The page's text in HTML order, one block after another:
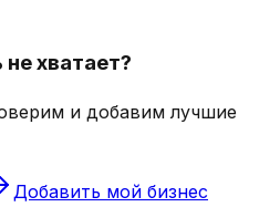
хватает?
и добавим лучшие
Добавить мой бизнес